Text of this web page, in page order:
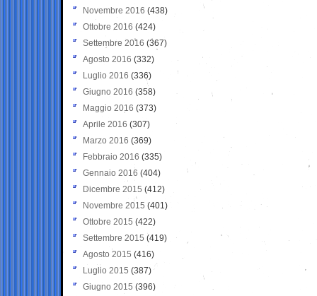
Novembre 2016 (438)
Ottobre 2016 (424)
Settembre 2016 (367)
Agosto 2016 (332)
Luglio 2016 (336)
Giugno 2016 (358)
Maggio 2016 (373)
Aprile 2016 (307)
Marzo 2016 (369)
Febbraio 2016 (335)
Gennaio 2016 (404)
Dicembre 2015 (412)
Novembre 2015 (401)
Ottobre 2015 (422)
Settembre 2015 (419)
Agosto 2015 (416)
Luglio 2015 (387)
Giugno 2015 (396)